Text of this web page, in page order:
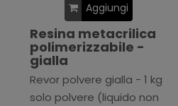
Aggiungi
Resina metacrilica
polimerizzabile -
gialla
Revor polvere gialla - 1 kg
solo polvere (liquido non